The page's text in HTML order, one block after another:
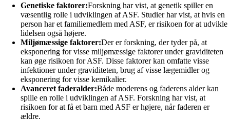
Genetiske faktorer:Forskning har vist, at genetik spiller en
væsentlig rolle i udviklingen af ASF. Studier har vist, at hvis en
person har et familiemedlem med ASF, er risikoen for at udvikle
lidelsen også højere.
Miljømæssige faktorer:Der er forskning, der tyder på, at
eksponering for visse miljømæssige faktorer under graviditeten
kan øge risikoen for ASF. Disse faktorer kan omfatte visse
infektioner under graviditeten, brug af visse lægemidler og
eksponering for visse kemikalier.
Avanceret faderalder:Både moderens og faderens alder kan
spille en rolle i udviklingen af ASF. Forskning har vist, at
risikoen for at få et barn med ASF er højere, når faderen er
ældre.